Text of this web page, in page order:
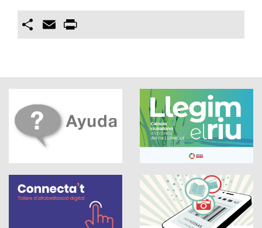
Compartir
Email